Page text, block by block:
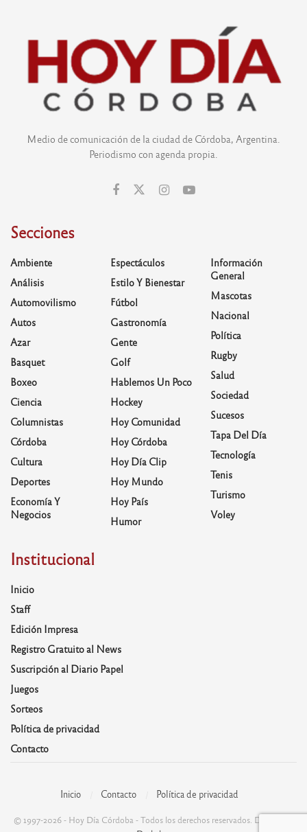
Medio de comunicación de la ciudad de Córdoba, Argentina.
Periodismo con agenda propia.
Secciones
Ambiente
Análisis
Automovilismo
Autos
Azar
Basquet
Boxeo
Ciencia
Columnistas
Córdoba
Cultura
Deportes
Economía Y
Negocios
Espectáculos
Estilo Y Bienestar
Fútbol
Gastronomía
Gente
Golf
Hablemos Un Poco
Hockey
Hoy Comunidad
Hoy Córdoba
Hoy Día Clip
Hoy Mundo
Hoy País
Humor
Información
General
Mascotas
Nacional
Política
Rugby
Salud
Sociedad
Sucesos
Tapa Del Día
Tecnología
Tenis
Turismo
Voley
Institucional
Inicio
Staff
Edición Impresa
Registro Gratuito al News
Suscripción al Diario Papel
Juegos
Sorteos
Política de privacidad
Contacto
Inicio Contacto Política de privacidad
© 1997-2026 - Hoy Día Córdoba - Todos los derechos reservados. Desarrolla: